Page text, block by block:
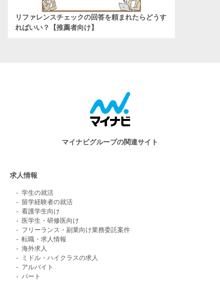
リファレンスチェックの回答を頼まれたらどうす
ればいい？【推薦者向け】
マイナビグループの関連サイト
求人情報
学生の就活
留学経験者の就活
看護学生向け
医学生・研修医向け
フリーランス・副業向け業務委託案件
転職・求人情報
海外求人
ミドル・ハイクラスの求人
アルバイト
パート